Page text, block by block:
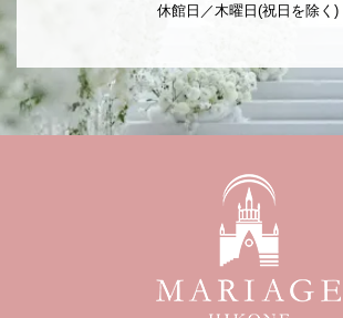
休館日／木曜日(祝日を除く)